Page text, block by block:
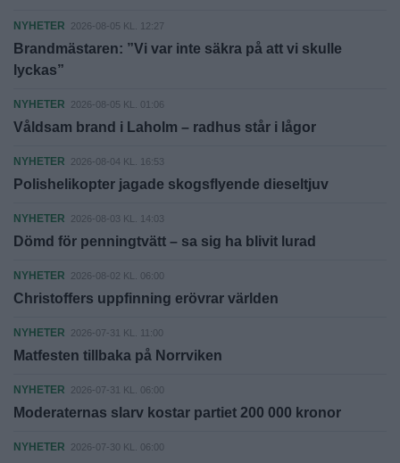
NYHETER 2026-08-05 KL. 12:27
Brandmästaren: ”Vi var inte säkra på att vi skulle
lyckas”
NYHETER 2026-08-05 KL. 01:06
Våldsam brand i Laholm – radhus står i lågor
NYHETER 2026-08-04 KL. 16:53
Polishelikopter jagade skogsflyende dieseltjuv
NYHETER 2026-08-03 KL. 14:03
Dömd för penningtvätt – sa sig ha blivit lurad
NYHETER 2026-08-02 KL. 06:00
Christoffers uppfinning erövrar världen
NYHETER 2026-07-31 KL. 11:00
Matfesten tillbaka på Norrviken
NYHETER 2026-07-31 KL. 06:00
Moderaternas slarv kostar partiet 200 000 kronor
NYHETER 2026-07-30 KL. 06:00